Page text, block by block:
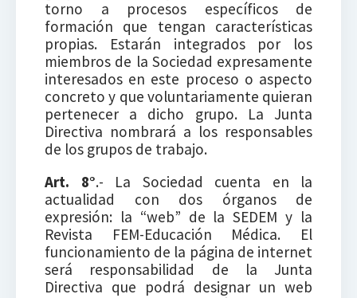
torno a procesos específicos de
formación que tengan características
propias. Estarán integrados por los
miembros de la Sociedad expresamente
interesados en este proceso o aspecto
concreto y que voluntariamente quieran
pertenecer a dicho grupo. La Junta
Directiva nombrará a los responsables
de los grupos de trabajo.
Art. 8°.- La Sociedad cuenta en la
actualidad con dos órganos de
expresión: la “web” de la SEDEM y la
Revista FEM-Educación Médica. El
funcionamiento de la página de internet
será responsabilidad de la Junta
Directiva que podrá designar un web